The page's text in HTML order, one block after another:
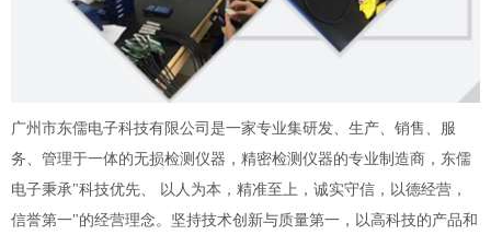
广州市东儒电子科技有限公司是一家专业集研发、生产、销售、服
务、管理于一体的无损检测仪器，精密检测仪器的专业制造商，东儒
电子秉承"科技优先、 以人为本，精准至上，诚实守信，以德经营，
信誉第一"的经营理念。坚持技术创新与质量第一，以高科技的产品和